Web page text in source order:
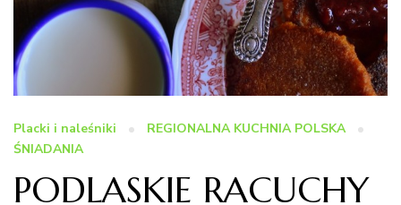
Placki i naleśniki
REGIONALNA KUCHNIA POLSKA
ŚNIADANIA
PODLASKIE RACUCHY